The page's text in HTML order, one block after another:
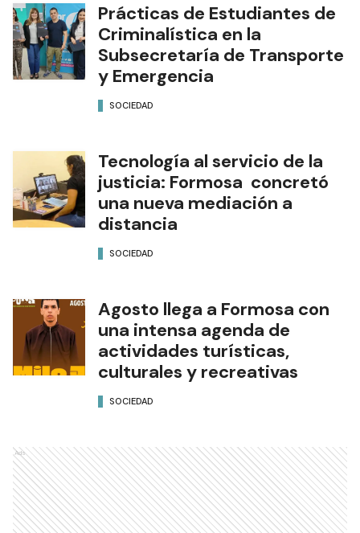
Prácticas de Estudiantes de
Criminalística en la
Subsecretaría de Transporte
y Emergencia
SOCIEDAD
Tecnología al servicio de la
justicia: Formosa concretó
una nueva mediación a
distancia
SOCIEDAD
Agosto llega a Formosa con
una intensa agenda de
actividades turísticas,
culturales y recreativas
SOCIEDAD
Ads